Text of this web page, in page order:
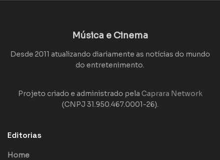
Música e Cinema
Desde 2011 atualizando diariamente as notícias do mundo
do entretenimento.
Projeto criado e administrado pela Caprara Network
(CNPJ 31.950.467.0001-26).
Editorias
Home